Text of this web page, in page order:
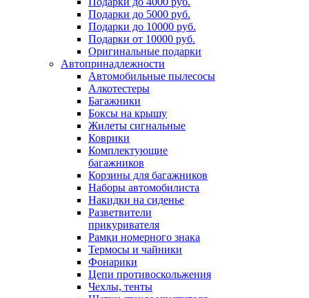
Подарки до 5000 руб.
Подарки до 10000 руб.
Подарки от 10000 руб.
Оригинальные подарки
Автопринадлежности
Автомобильные пылесосы
Алкотестеры
Багажники
Боксы на крышу
Жилеты сигнальные
Коврики
Комплектующие
багажников
Корзины для багажников
Наборы автомобилиста
Накидки на сиденье
Разветвители
прикуривателя
Рамки номерного знака
Термосы и чайники
Фонарики
Цепи противоскольжения
Чехлы, тенты